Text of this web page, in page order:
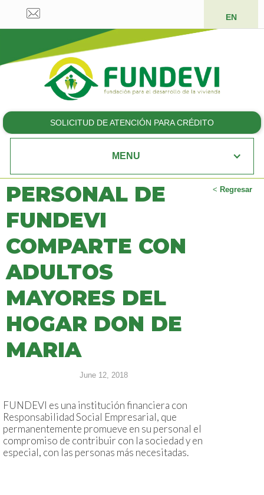
EN
SOLICITUD DE ATENCIÓN PARA CRÉDITO
MENU
< Regresar
PERSONAL DE
FUNDEVI
COMPARTE CON
ADULTOS
MAYORES DEL
HOGAR DON DE
MARIA
June 12, 2018
FUNDEVI es una institución financiera con
Responsabilidad Social Empresarial, que
permanentemente promueve en su personal el
compromiso de contribuir con la sociedad y en
especial, con las personas más necesitadas.